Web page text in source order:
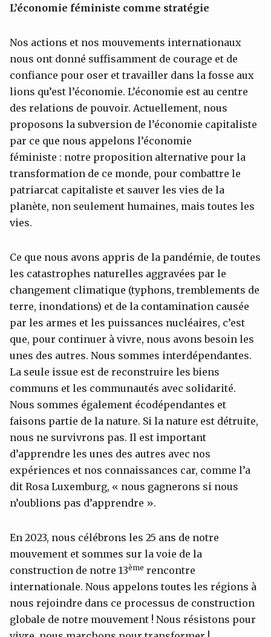
L’économie féministe comme stratégie
Nos actions et nos mouvements internationaux
nous ont donné suffisamment de courage et de
confiance pour oser et travailler dans la fosse aux
lions qu’est l’économie. L’économie est au centre
des relations de pouvoir. Actuellement, nous
proposons la subversion de l’économie capitaliste
par ce que nous appelons l’économie
féministe : notre proposition alternative pour la
transformation de ce monde, pour combattre le
patriarcat capitaliste et sauver les vies de la
planète, non seulement humaines, mais toutes les
vies.
Ce que nous avons appris de la pandémie, de toutes
les catastrophes naturelles aggravées par le
changement climatique (typhons, tremblements de
terre, inondations) et de la contamination causée
par les armes et les puissances nucléaires, c’est
que, pour continuer à vivre, nous avons besoin les
unes des autres. Nous sommes interdépendantes.
La seule issue est de reconstruire les biens
communs et les communautés avec solidarité.
Nous sommes également écodépendantes et
faisons partie de la nature. Si la nature est détruite,
nous ne survivrons pas. Il est important
d’apprendre les unes des autres avec nos
expériences et nos connaissances car, comme l’a
dit Rosa Luxemburg, « nous gagnerons si nous
n’oublions pas d’apprendre ».
En 2023, nous célébrons les 25 ans de notre
mouvement et sommes sur la voie de la
construction de notre 13ème rencontre
internationale. Nous appelons toutes les régions à
nous rejoindre dans ce processus de construction
globale de notre mouvement ! Nous résistons pour